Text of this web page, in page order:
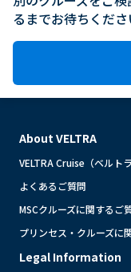
るまでお待ちくださ
About VELTRA
VELTRA Cruise（ベルト
よくあるご質問
MSCクルーズに関するご
プリンセス・クルーズに
Legal Information